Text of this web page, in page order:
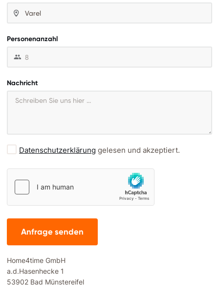
Personenanzahl
Nachricht
Datenschutzerklärung gelesen und akzeptiert.
Anfrage senden
Home4time GmbH
a.d.Hasenhecke 1
53902 Bad Münstereifel